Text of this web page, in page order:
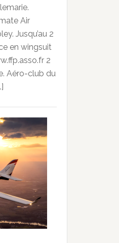
Air
Jusqu’au 2
en wingsuit
2
Aéro-club du